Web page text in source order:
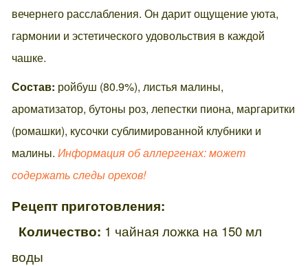
вечернего расслабления. Он дарит ощущение уюта,
гармонии и эстетического удовольствия в каждой
чашке.
Состав: ройбуш (80.9%), листья малины,
ароматизатор, бутоны роз, лепестки пиона, маргаритки
(ромашки), кусочки сублимированной клубники и
малины. Информация об аллергенах: может
содержать следы орехов!
Рецепт приготовления:
Количество: 1 чайная ложка на 150 мл
воды